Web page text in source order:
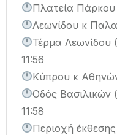
Πλατεία Πάρκου
Λεωνίδου κ
Τέρμα Λεωνίδου
11:56
Κύπρου κ
Οδός Βασιλικών
11:58
Περιοχή